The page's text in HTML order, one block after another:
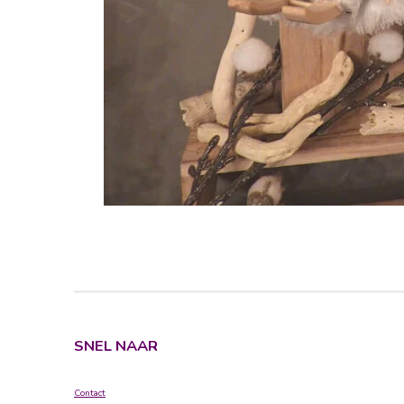
SNEL NAAR
Contact